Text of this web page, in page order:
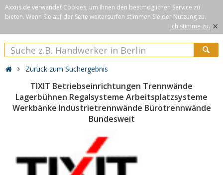
Axxus.de verwendet Cookies, um Ihnen den bestmöglichen Service zu
bieten. Wenn Sie auf der Seite weitersurfen stimmen Sie der Nutzung zu.
Ich stimme zu. ×
Zurück zum Suchergebnis
TIXIT Betriebseinrichtungen Trennwände
Lagerbühnen Regalsysteme Arbeitsplatzsysteme
Werkbänke Industrietrennwände Bürotrennwände
Bundesweit